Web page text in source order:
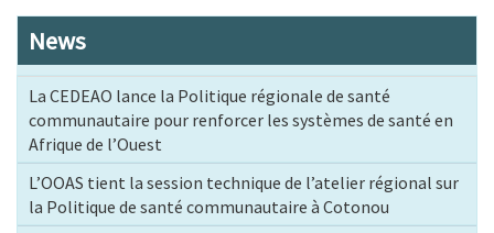
News
La CEDEAO lance la Politique régionale de santé
communautaire pour renforcer les systèmes de santé en
Afrique de l’Ouest
L’OOAS tient la session technique de l’atelier régional sur
la Politique de santé communautaire à Cotonou